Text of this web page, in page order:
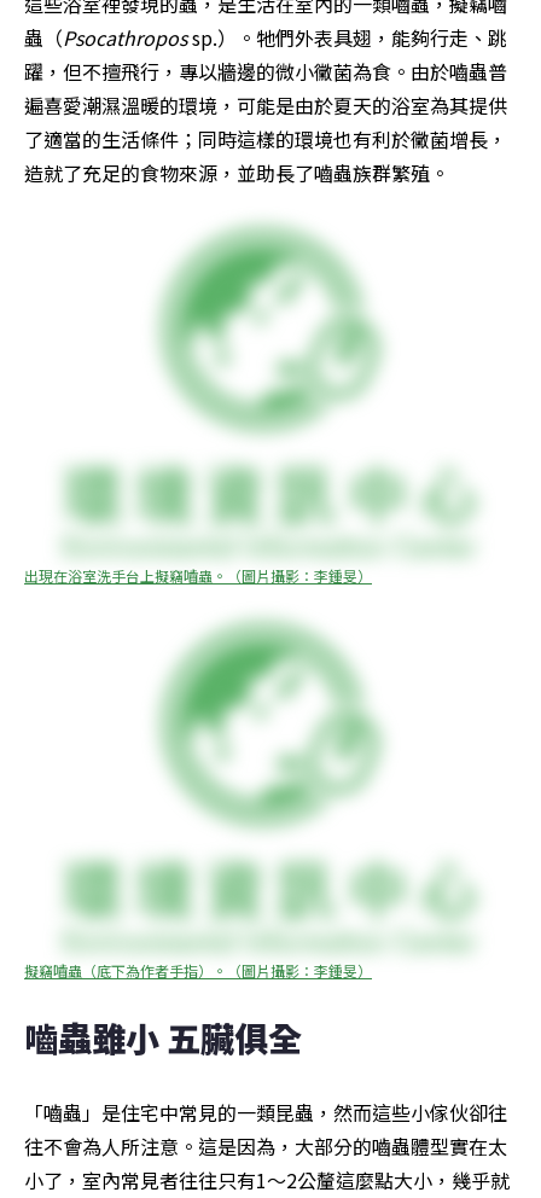
蟲（Psocathropos sp.）。牠們外表具翅，能夠行走、跳
躍，但不擅飛行，專以牆邊的微小黴菌為食。由於嚙蟲普
遍喜愛潮濕溫暖的環境，可能是由於夏天的浴室為其提供
了適當的生活條件；同時這樣的環境也有利於黴菌增長，
造就了充足的食物來源，並助長了嚙蟲族群繁殖。
出現在浴室洗手台上擬竊嚙蟲。（圖片攝影：李鍾旻）
擬竊嚙蟲（底下為作者手指）。（圖片攝影：李鍾旻）
嚙蟲雖小 五臟俱全
「嚙蟲」是住宅中常見的一類昆蟲，然而這些小傢伙卻往
往不會為人所注意。這是因為，大部分的嚙蟲體型實在太
小了，室內常見者往往只有1～2公釐這麼點大小，幾乎就